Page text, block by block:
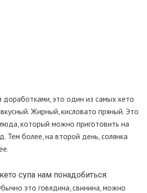
доработками, это один из самых кето
Жирный, кисловато пряный. Это
который можно приготовить на
Тем более, на второй день, солянка
супа нам понадобиться:
это говядина, свинина, можно